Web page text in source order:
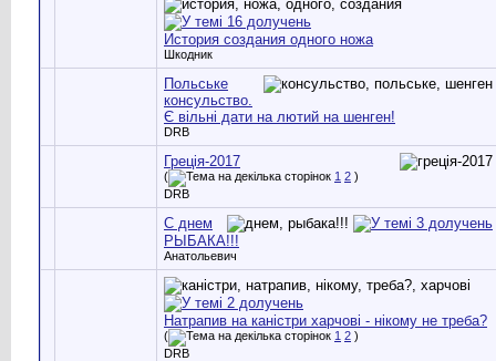
История создания одного ножа
Шкодник
Польське
консульство.
Є вільні дати на лютий на шенген!
DRB
Греція-2017
( 1 2 )
DRB
С днем
РЫБАКА!!!
Анатольевич
Натрапив на каністри харчові - нікому не треба?
( 1 2 )
DRB